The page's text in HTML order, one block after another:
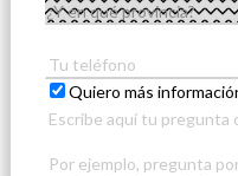
Quiero más